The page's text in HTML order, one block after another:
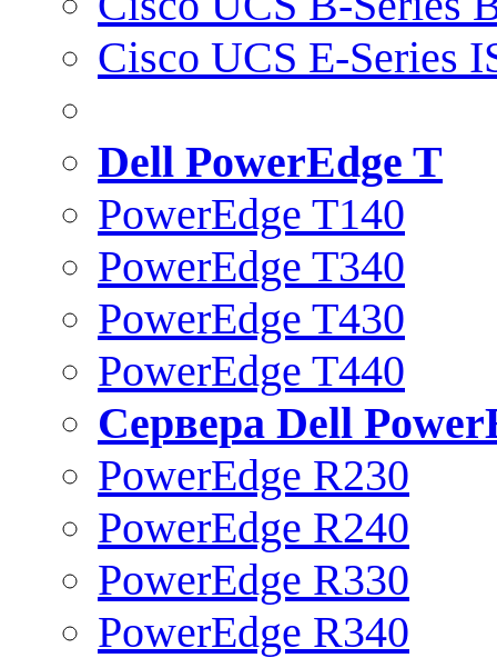
Cisco UCS E-Series
Dell PowerEdge T
PowerEdge T140
PowerEdge T340
PowerEdge T430
PowerEdge T440
Сервера Dell
PowerEdge R230
PowerEdge R240
PowerEdge R330
PowerEdge R340